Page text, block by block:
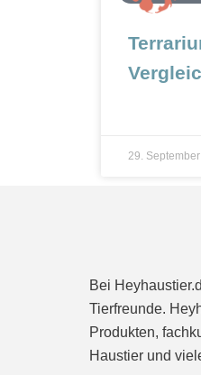
29.
Bei
Tierfreunde.
Produkten,
Haustier und